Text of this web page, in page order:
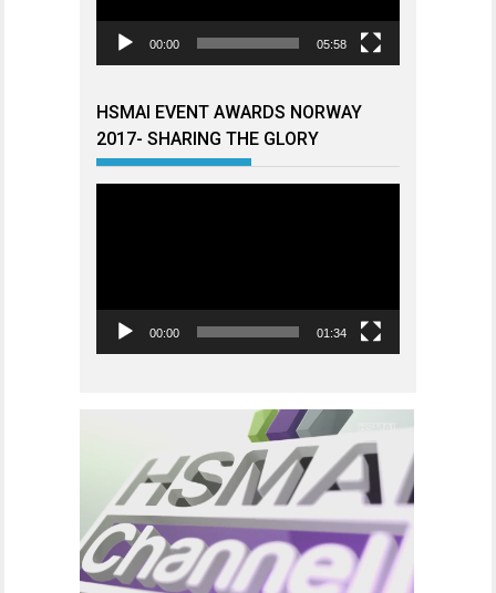
00:00 05:58
HSMAI EVENT AWARDS NORWAY
2017- SHARING THE GLORY
00:00 01:34